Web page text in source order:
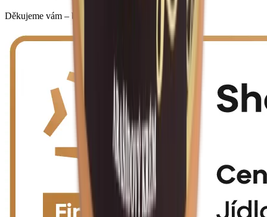
Děkujeme vám – bez vás bychom to nedokázali!